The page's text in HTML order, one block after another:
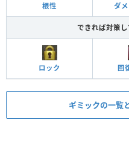
根性 ダ
できれば対策
ロック 回
ギミックの一覧